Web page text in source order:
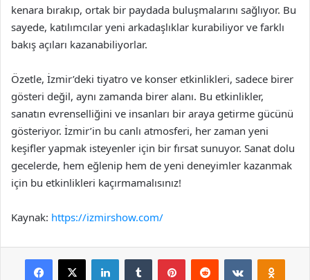
kenara bırakıp, ortak bir paydada buluşmalarını sağlıyor. Bu
sayede, katılımcılar yeni arkadaşlıklar kurabiliyor ve farklı
bakış açıları kazanabiliyorlar.
Özetle, İzmir’deki tiyatro ve konser etkinlikleri, sadece birer
gösteri değil, aynı zamanda birer alanı. Bu etkinlikler,
sanatın evrenselliğini ve insanları bir araya getirme gücünü
gösteriyor. İzmir’in bu canlı atmosferi, her zaman yeni
keşifler yapmak isteyenler için bir fırsat sunuyor. Sanat dolu
gecelerde, hem eğlenip hem de yeni deneyimler kazanmak
için bu etkinlikleri kaçırmamalısınız!
Kaynak: https://izmirshow.com/
Facebook
X LinkedInTumblr PinterestReddit VKontakte